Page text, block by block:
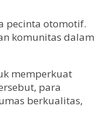
pecinta otomotif.
komunitas dalam
memperkuat
para
berkualitas,